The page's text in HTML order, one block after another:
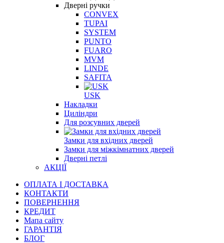
Дверні ручки
CONVEX
TUPAI
SYSTEM
PUNTO
FUARO
MVM
LINDE
SAFITA
USK
Накладки
Циліндри
Для розсувних дверей
Замки для вхідних дверей
Замки для міжкімнатних дверей
Дверні петлі
АКЦІЇ
ОПЛАТА І ДОСТАВКА
КОНТАКТИ
ПОВЕРНЕННЯ
КРЕДИТ
Мапа сайту
ГАРАНТІЯ
БЛОГ